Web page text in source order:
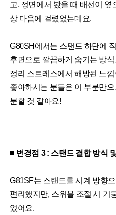
고, 정면에서 봤을 때 배선이 옆
상 마음에 걸렸었는데요.
G80SH에서는 스탠드 하단에
후면으로 깔끔하게 숨기는 방
정리 스트레스에서 해방된 느
좋아하시는 분들은 이 부분만
분할 것 같아요!
■ 변경점 3 : 스탠드 결합 방식
G81SF는 스탠드를 시계 방향
편리했지만, 스위블 조절 시 기
었어요.